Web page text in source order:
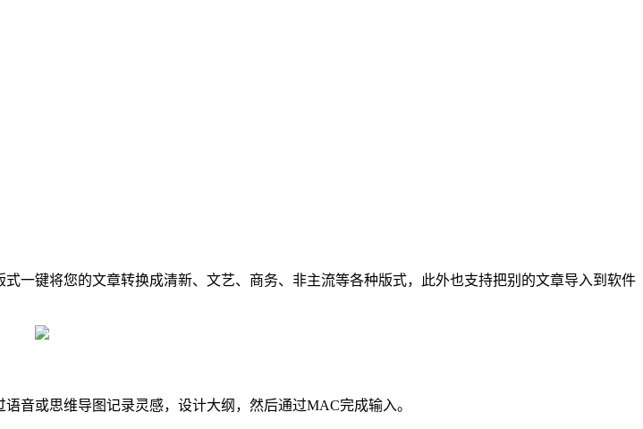
键将您的文章转换成清新、文艺、商务、非主流等各种版式，此外也支持把别的文章导入到软件
或思维导图记录灵感，设计大纲，然后通过MAC完成输入。